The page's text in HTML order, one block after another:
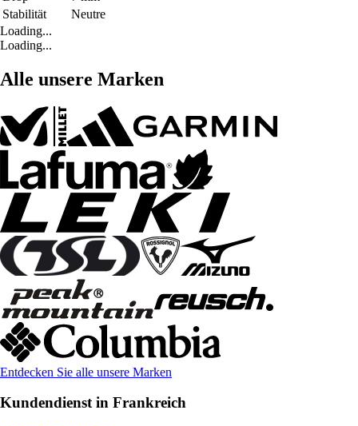
Stabilität
Neutre
Loading...
Loading...
Alle unsere Marken
Entdecken Sie alle unsere Marken
Kundendienst in Frankreich